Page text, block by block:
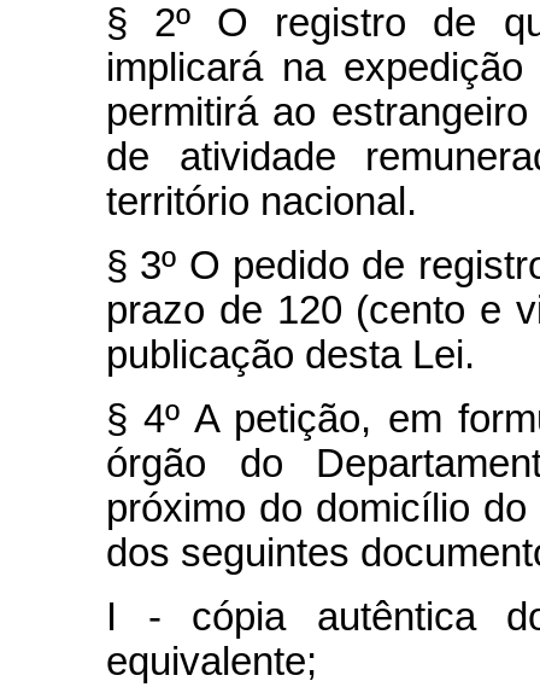
§ 2º O registro de
implicará na
permitirá ao
de atividade
território nacional.
§ 3º O pedido de
prazo de 120 (cento e
publicação desta Lei.
§ 4º A petição, em
órgão do
próximo do domicílio
dos seguintes
I - cópia autêntica
equivalente;